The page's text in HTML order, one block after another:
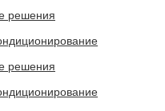
решения
решения